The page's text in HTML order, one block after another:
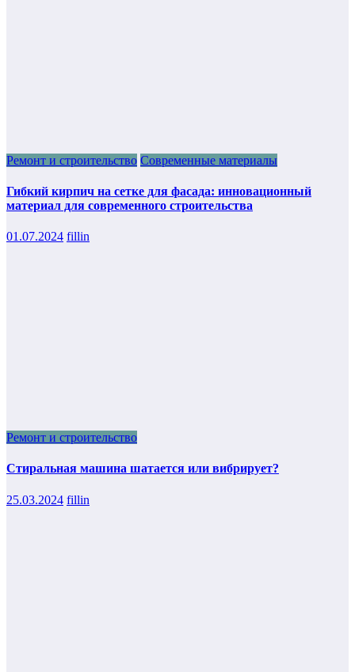
Ремонт и строительство Современные материалы
Гибкий кирпич на сетке для фасада: инновационный
материал для современного строительства
01.07.2024 fillin
Ремонт и строительство
Стиральная машина шатается или вибрирует?
25.03.2024 fillin